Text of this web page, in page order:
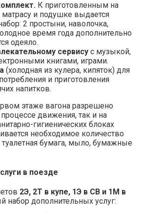
К приготовленным на
и подушке выдается
2 простыни, наволочка,
время года дополнительно
одеяло.
сервису с музыкой,
книгами, играми.
(холодная из кулера, кипяток) для
и приготовления
напитков.
этаже вагона разрешено
движения, так и на
гигиенических блоках
необходимое количество
туалетная бумага, мыло, бумажные
в поезде
2Э, 2Т в купе, 1Э в СВ и 1М в
набор дополнительных услуг: